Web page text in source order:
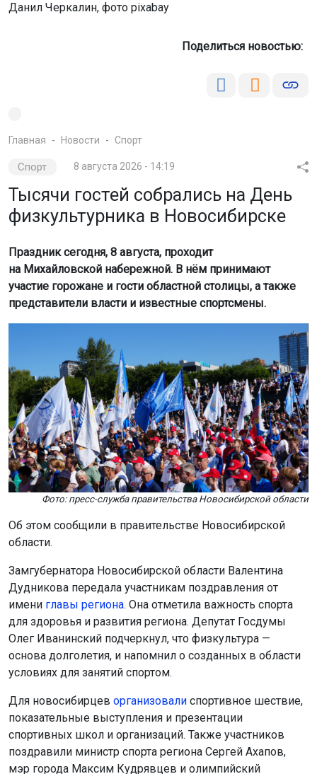
Данил Черкалин, фото pixabay
Поделиться новостью:
Главная Новости Спорт
Спорт 8 августа 2026 - 14:19
Тысячи гостей собрались на День
физкультурника в Новосибирске
Праздник сегодня, 8 августа, проходит
на Михайловской набережной. В нём принимают
участие горожане и гости областной столицы, а также
представители власти и известные спортсмены.
Фото: пресс-служба правительства Новосибирской области
Об этом сообщили в правительстве Новосибирской
области.
Замгубернатора Новосибирской области Валентина
Дудникова передала участникам поздравления от
имени главы региона. Она отметила важность спорта
для здоровья и развития региона. Депутат Госдумы
Олег Иванинский подчеркнул, что физкультура —
основа долголетия, и напомнил о созданных в области
условиях для занятий спортом.
Для новосибирцев организовали спортивное шествие,
показательные выступления и презентации
спортивных школ и организаций. Также участников
поздравили министр спорта региона Сергей Ахапов,
мэр города Максим Кудрявцев и олимпийский